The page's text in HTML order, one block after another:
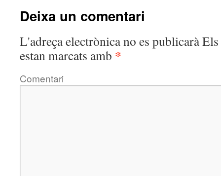
Deixa un comentari
L'adreça electrònica no es publicaràEls
estan marcats amb *
Comentari